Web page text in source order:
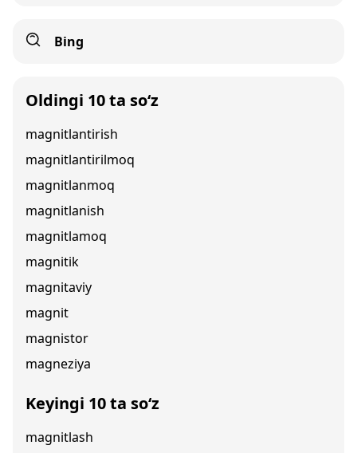
Bing
Oldingi 10 ta so‘z
magnitlantirish
magnitlantirilmoq
magnitlanmoq
magnitlanish
magnitlamoq
magnitik
magnitaviy
magnit
magnistor
magneziya
Keyingi 10 ta so‘z
magnitlash